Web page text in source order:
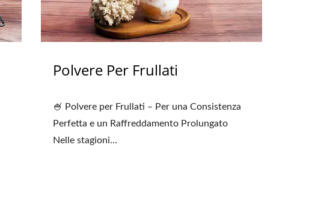
Polvere Per Frullati
🍧 Polvere per Frullati – Per una Consistenza
Perfetta e un Raffreddamento Prolungato
Nelle stagioni...